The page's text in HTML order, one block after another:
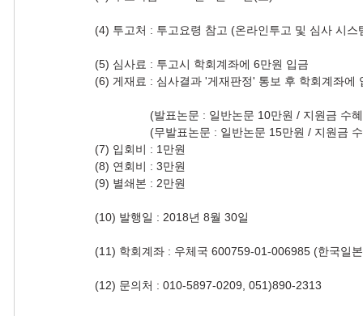
(4) 투고처 : 투고요령 참고 (온라인투고 및 심사 시스
(5) 심사료 : 투고시 학회계좌에 6만원 입금
(6) 게재료 : 심사결과 '게재판정' 통보 후 학회계좌에
(발표논문 : 일반논문 10만원 / 지원
(무발표논문 : 일반논문 15만원 / 지
(7) 입회비 : 1만원
(8) 연회비 : 3만원
(9) 별쇄본 : 2만원
(10) 발행일 : 2018년 8월 30일
(11) 학회계좌 : 우체국 600759-01-006985 (한국일
(12) 문의처 : 010-5897-0209, 051)890-2313